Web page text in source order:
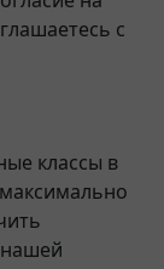
c
классы в